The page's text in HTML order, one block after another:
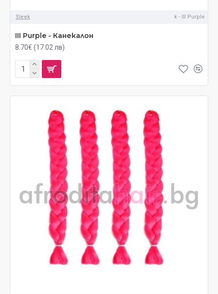
Sleek k - III Purple
III Purple - Канекалон
8.70€ (17.02 лв)